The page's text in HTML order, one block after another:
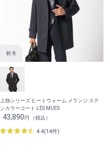
上熱シリーズ ヒートウォーム メランジ ステ
ンカラーコート LES MUES
43,890円 （税込）
4.4(14件)